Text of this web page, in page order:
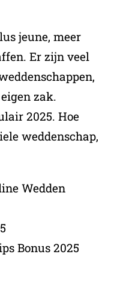
jeune, meer
Er zijn veel
zak.
2025. Hoe
weddenschap,
Wedden
Bonus 2025